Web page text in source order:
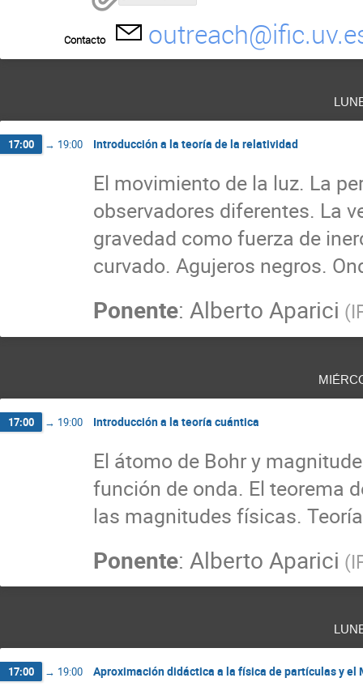
Contacto
17:00 → 19:00 Introducción a la teoría de la relatividad
El movimiento de la luz. La
observadores diferentes. La
gravedad como fuerza de
curvado. Agujeros negros.
Ponente: Alberto Aparici (
17:00 → 19:00 Introducción a la teoría cuántica
El átomo de Bohr y
función de onda. El teorema
las magnitudes físicas.
Ponente: Alberto Aparici (
17:00 → 19:00 Aproximación didáctica a la física de partículas y el